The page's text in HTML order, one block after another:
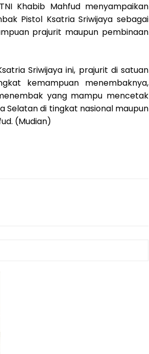
Khabib Mahfud menyampaikan
Pistol Ksatria Sriwijaya sebagai
prajurit maupun pembinaan
Sriwijaya ini, prajurit di satuan
kemampuan menembaknya,
yang mampu mencetak
Selatan di tingkat nasional maupun
(Mudian)